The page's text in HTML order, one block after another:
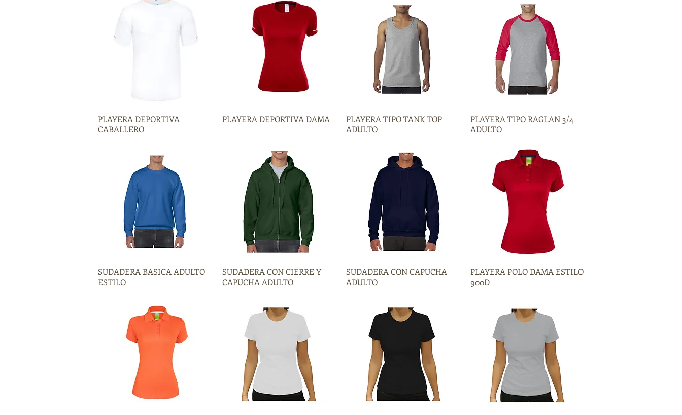
Vista rápida
PLAYERA DEPORTIVA
CABALLERO
Vista rápida
PLAYERA DEPORTIVA DAMA Vista rápida
PLAYERA TIPO TANK TOP
ADULTO
Vista rápida
PLAYERA TIPO RAGLAN 3/4
ADULTO
Vista rápida
SUDADERA BASICA ADULTO
ESTILO
Vista rápida
SUDADERA CON CIERRE Y
CAPUCHA ADULTO
Vista rápida
SUDADERA CON CAPUCHA
ADULTO
Vista rápida
PLAYERA POLO DAMA ESTILO
900D